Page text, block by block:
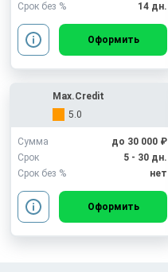
Срок без %
14 дн.
Оформить
Max.Credit
5.0
Сумма
до 30 000 ₽
Срок
5 - 30 дн.
Срок без %
нет
Оформить